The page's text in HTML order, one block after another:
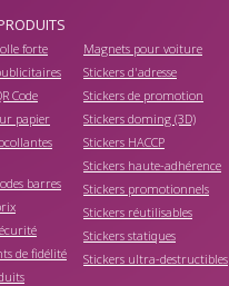
forte
Code
papier
barres
de fidélité
Magnets pour voiture
Stickers d'adresse
Stickers de promotion
Stickers doming (3D)
Stickers HACCP
Stickers haute-adhérence
Stickers promotionnels
Stickers réutilisables
Stickers statiques
Stickers ultra-destructibles